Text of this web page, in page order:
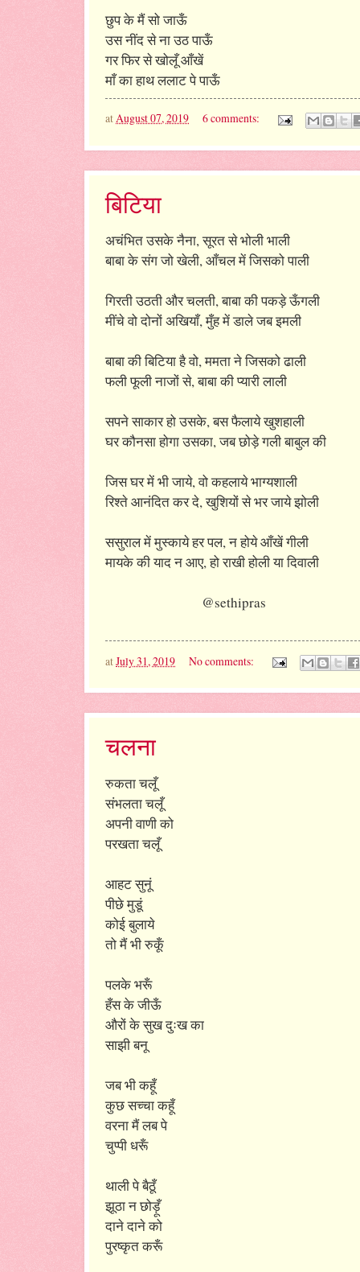
छुप के मैं सो जाऊँ
उस नींद से ना उठ पाऊँ
गर फिर से खोलूँ आँखें
माँ का हाथ ललाट पे पाऊँ
atAugust 07, 2019 6 comments:
बिटिया
अचंभित उसके नैना, सूरत से भोली भाली
बाबा के संग जो खेली, आँचल में जिसको पाली
गिरती उठती और चलती, बाबा की पकड़े ऊँगली
मींचे वो दोनों अखियाँ, मुँह में डाले जब इमली
बाबा की बिटिया है वो, ममता ने जिसको ढाली
फली फूली नाजों से, बाबा की प्यारी लाली
सपने साकार हो उसके, बस फैलाये खुशहाली
घर कौनसा होगा उसका, जब छोड़े गली बाबुल की
जिस घर में भी जाये, वो कहलाये भाग्यशाली
रिश्ते आनंदित कर दे, खुशियों से भर जाये झोली
ससुराल में मुस्काये हर पल, न होये आँखें गीली
मायके की याद न आए, हो राखी होली या दिवाली
@sethipras
atJuly 31, 2019 No comments:
चलना
रुकता चलूँ
संभलता चलूँ
अपनी वाणी को
परखता चलूँ
आहट सुनूं
पीछे मुडूं
कोई बुलाये
तो मैं भी रुकूँ
पलके भरूँ
हँस के जीऊँ
औरों के सुख दुःख का
साझी बनू
जब भी कहूँ
कुछ सच्चा कहूँ
वरना मैं लब पे
चुप्पी धरूँ
थाली पे बैठूँ
झूठा न छोड़ूँ
दाने दाने को
पुरष्कृत करूँ